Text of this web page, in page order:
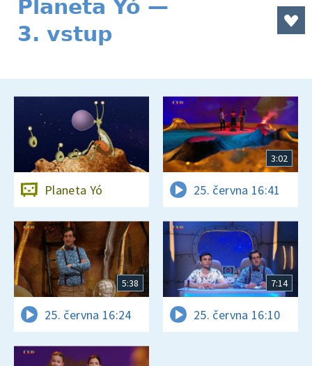
Planeta Yó —
3. vstup
Planeta Yó
3:02
25. června 16:41
5:38
25. června 16:24
7:14
25. června 16:10